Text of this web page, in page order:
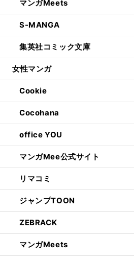
マンガMeets
S-MANGA
集英社コミック文庫
女性マンガ
Cookie
Cocohana
office YOU
マンガMee公式サイト
リマコミ
ジャンプTOON
ZEBRACK
マンガMeets